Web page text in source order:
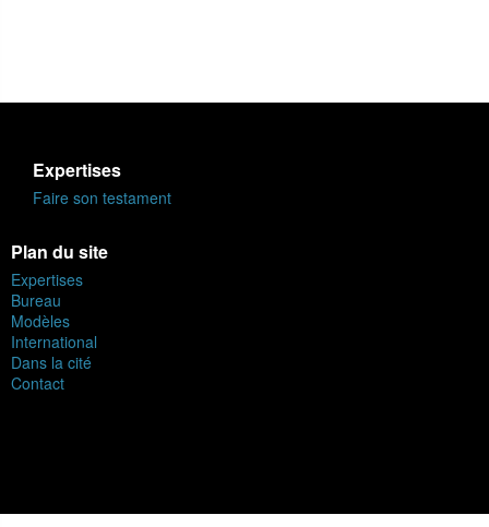
Expertises
Faire son testament
Plan du site
Expertises
Bureau
Modèles
International
Dans la cité
Contact